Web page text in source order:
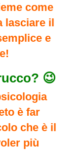
come
lasciare il
e
😉
è far
che è il
più